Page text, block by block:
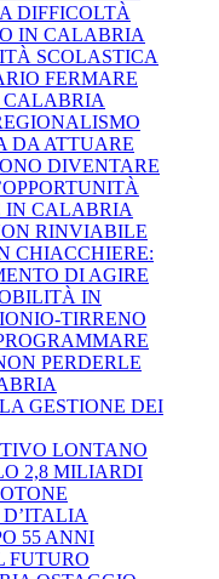
DIFFICOLTÀ
IN CALABRIA
SCOLASTICA
FERMARE
CALABRIA
DA ATTUARE
DIVENTARE
IN CALABRIA
RINVIABILE
CHIACCHIERE:
DI AGIRE
IN
TIRRENO
PERDERLE
GESTIONE DEI
LONTANO
2,8 MILIARDI
55 ANNI
FUTURO